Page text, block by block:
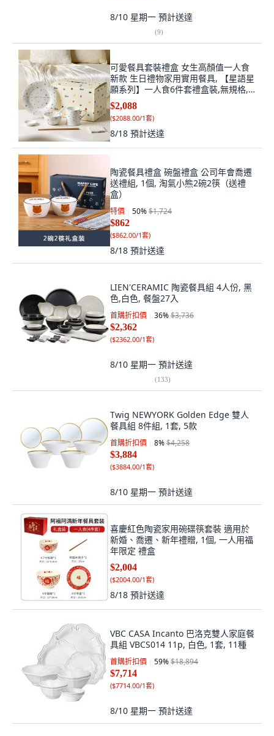
8/10 星期一 預計送達
(9)
可愛餐具套裝禮盒 女生高顏值一人食
新款 生日禮物家用實用餐具, 【星語星
願系列】一人食6件套禮盒裝,無規格, 1
個
$2,088
($2088.00/1套)
8/18 預計送達
陶瓷餐具禮盒 碗盤禮盒 公司年會喬遷
送禮組, 1個, 淘氣小熊2碗2筷（送禮
盒）
特價 50%$1,724
$862
($862.00/1套)
8/18 預計送達
LIEN'CERAMIC 陶瓷餐具組 4人份, 黑
色,白色, 餐盤27入
首購折扣價 36%$3,736
$2,362
($2362.00/1套)
8/10 星期一 預計送達
(133)
Twig NEWYORK Golden Edge 雙人
餐具組 8件組, 1套, 5款
首購折扣價 8%$4,258
$3,884
($3884.00/1套)
8/10 星期一 預計送達
喜慶紅色陶瓷家用碗碟筷套裝 適用於
新婚、喬遷、新年禮贈, 1個, 一人用福
年限定 禮盒
$2,004
($2004.00/1套)
8/18 預計送達
VBC CASA Incanto 巴洛克雙人家庭餐
具組 VBCS014 11p, 白色, 1套, 11種
首購折扣價 59%$18,894
$7,714
($7714.00/1套)
8/10 星期一 預計送達